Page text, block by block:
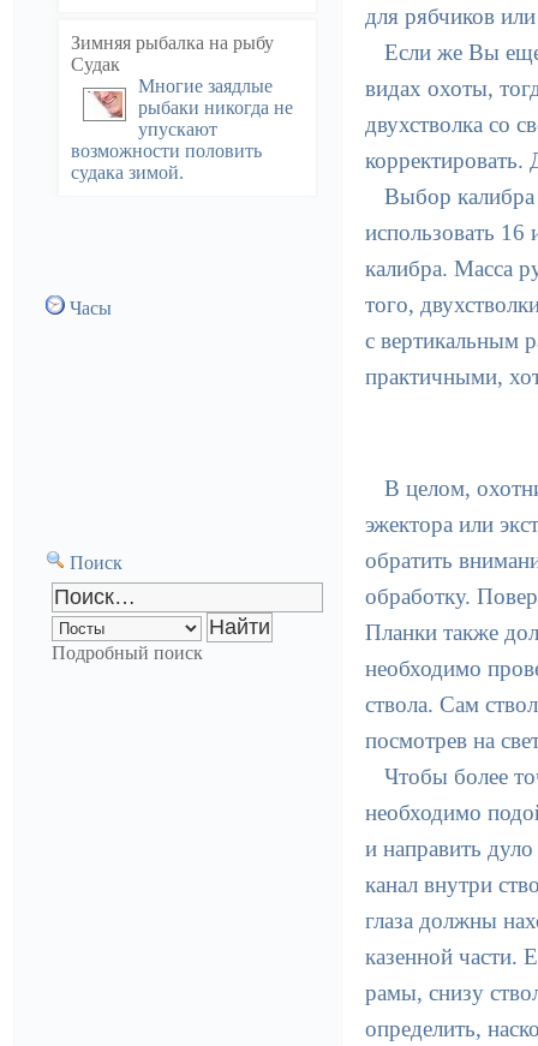
Зимняя рыбалка на рыбу
Судак
Многие заядлые
рыбаки никогда не
упускают
возможности половить
судака зимой.
Часы
Поиск
Подробный поиск
для рябчиков
Если же Вы еще
видах охоты,
двухстволка со
корректировать.
Выбор калибра
использовать
калибра. Масса
того,
с вертикальным
практичными,
В целом,
эжектора или
обратить
обработку.
Планки также
необходимо
ствола. Сам
посмотрев на
Чтобы более
необходимо
и направить
канал внутри
глаза должны
казенной части.
рамы, снизу
определить,